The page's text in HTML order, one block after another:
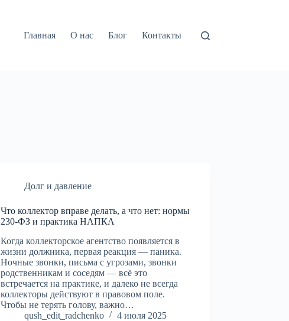
Главная О нас Блог Контакты
Долг и давление
Что коллектор вправе делать, а что нет: нормы
230-ФЗ и практика НАПКА
Когда коллекторское агентство появляется в
жизни должника, первая реакция — паника.
Ночные звонки, письма с угрозами, звонки
родственникам и соседям — всё это
встречается на практике, и далеко не всегда
коллекторы действуют в правовом поле.
Чтобы не терять голову, важно…
qush_edit_radchenko
4 июля 2025